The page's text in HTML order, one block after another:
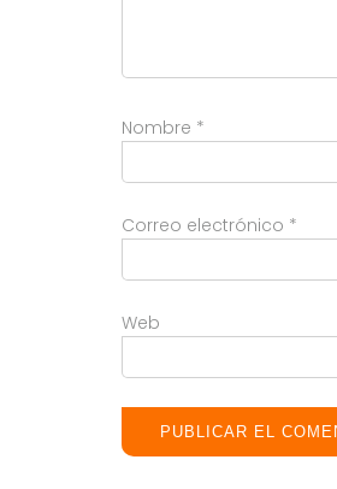
Nombre *
Correo electrónico *
Web